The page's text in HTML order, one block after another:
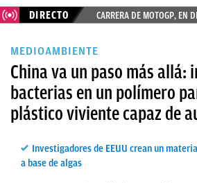
DIRECTO
CARRERA DE MOTOGP, EN
MEDIOAMBIENTE
China va un paso más allá:
bacterias en un polímero
plástico viviente capaz de
Investigadores de EEUU crean un
a base de algas